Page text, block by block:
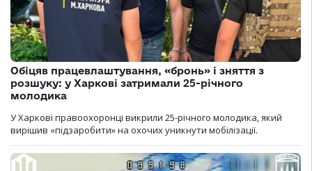
Обіцяв працевлаштування, «бронь» і зняття з
розшуку: у Харкові затримали 25-річного
молодика
У Харкові правоохоронці викрили 25-річного молодика, який
вирішив «підзаробити» на охочих уникнути мобілізації.